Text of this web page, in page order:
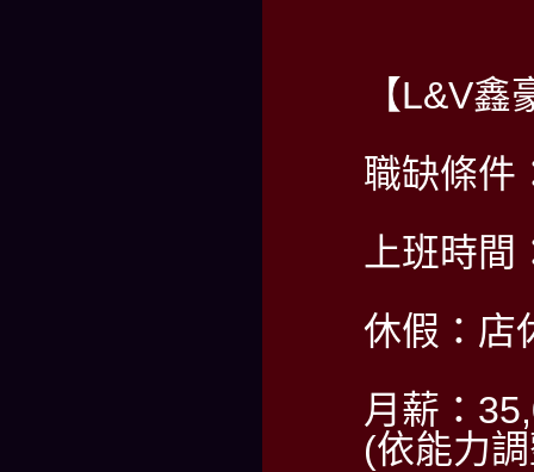
【L&V
職缺條件
上班時
休假：店
月薪：
(依能力